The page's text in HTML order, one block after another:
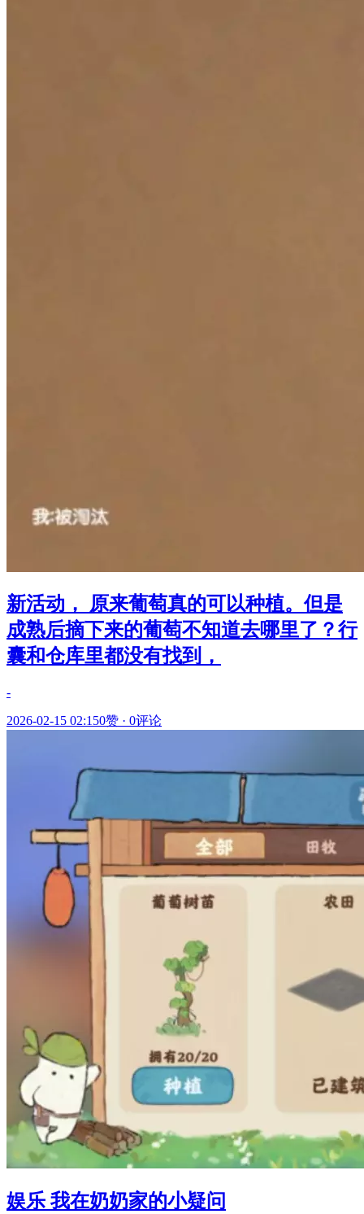
新活动， 原来葡萄真的可以种植。但是
成熟后摘下来的葡萄不知道去哪里了？行
囊和仓库里都没有找到，
-
2026-02-15 02:150赞 · 0评论
娱乐 我在奶奶家的小疑问